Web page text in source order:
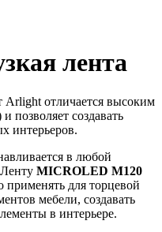
лента
Arlight отличается высоким
позволяет создавать
интерьеров.
в любой
MICROLED M120
для торцевой
мебели, создавать
в интерьере.